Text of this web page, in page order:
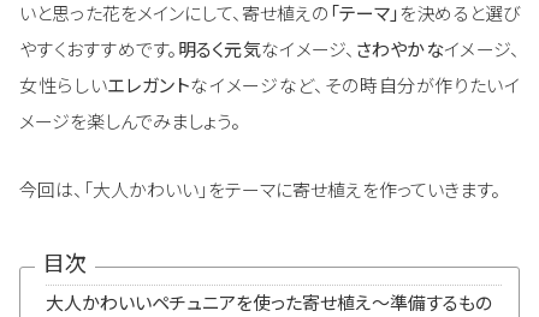
いと思った花をメインにして、寄せ植えの 「テーマ」 を決めると選び
やすくおすすめです。明るく元気なイメージ、 さわやかなイメージ、
女性らしいエレガントなイメージなど、その時自分が作りたいイ
メージを楽しんでみましょう。
今回は、「大人かわいい」をテーマに寄せ植えを作っていきます。
目次
大人かわいいペチュニアを使った寄せ植え～準備するもの